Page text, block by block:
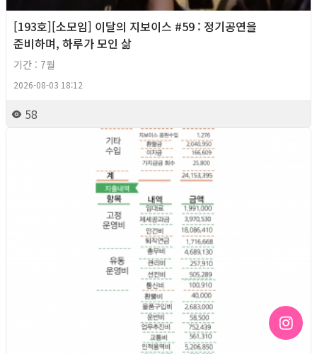
[193호][소모임] 이달의 지보이스 #59 : 정기공연을
준비하며, 하루가 모인 삶
기간 : 7월
2026-08-03 18:12
58